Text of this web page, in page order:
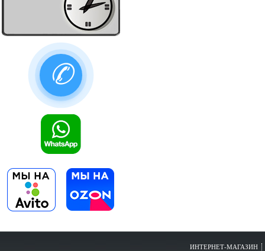
✆
ИНТЕРНЕТ-МАГАЗИН